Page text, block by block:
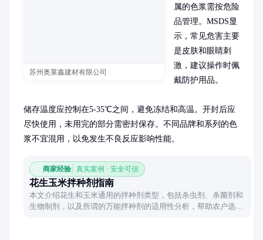
苏州奥莱鑫建材有限公司
属的色浆需按危险
品管理。MSDS显
示，常见危害主要
是皮肤和眼睛刺
激，建议操作时佩
戴防护用品。
储存温度应控制在5-35℃之间，避免冻结和高温。开封后应
尽快使用，未用完的部分需密封保存。不同品牌和系列的色
浆不宜混用，以免发生不良反应影响性能。
商家经验 真实案例 · 安全可信
花生玉米拌种剂指南
本文介绍花生和玉米通用的拌种剂类型，包括杀虫剂、杀菌剂和
生物制剂，以及所谓的万能拌种剂的适用性分析，帮助农户选择